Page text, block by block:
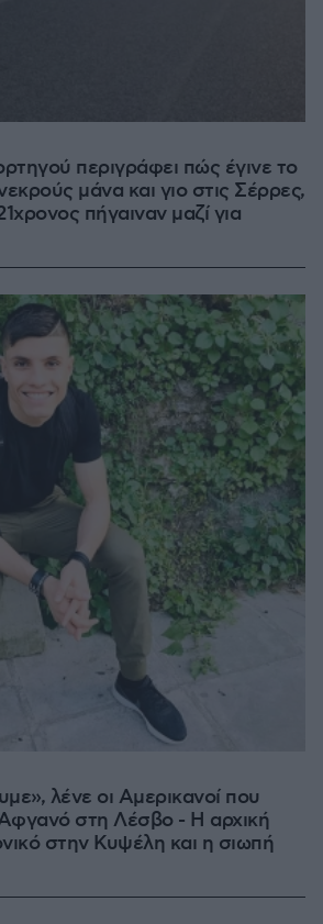
περιγράφει πώς έγινε το
μάνα και γιο στις Σέρρες,
πήγαιναν μαζί για
λένε οι Αμερικανοί που
στη Λέσβο - Η αρχική
στην Κυψέλη και η σιωπή